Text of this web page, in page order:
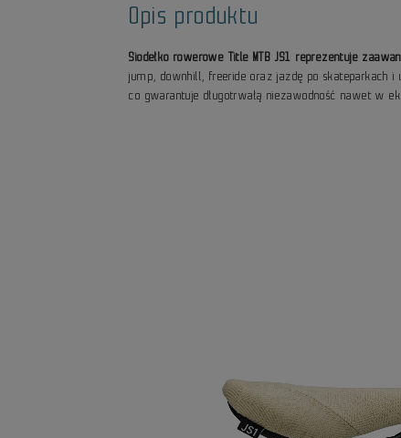
Opis produktu
Siodełko rowerowe Title MTB JS1 reprezentuje
jump, downhill, freeride oraz jazdę po skateparkach
co gwarantuje długotrwałą niezawodność nawet w